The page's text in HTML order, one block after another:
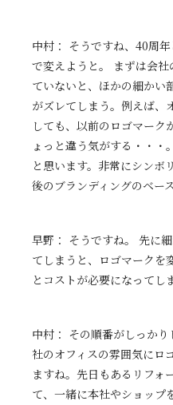
中村： そうですね、40周
で変えようと。 まずは会
ていないと、ほかの細かい
がズレてしまう。例えば、
しても、以前のロゴマーク
ょっと違う気がする・・・
と思います。非常にシンボ
後のブランディングのベー
早野： そうですね。 先に
てしまうと、ロゴマークを
とコストが必要になってし
中村： その順番がしっか
社のオフィスの雰囲気にロ
ますね。先日もあるリフォ
て、一緒に本社やショップ